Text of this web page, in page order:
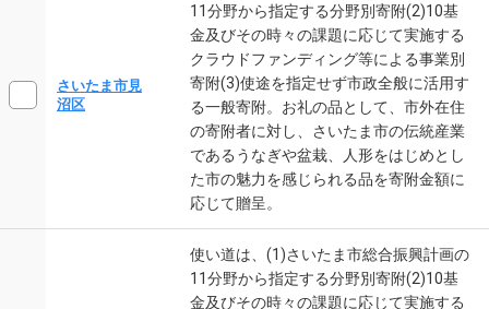
さいたま市見
沼区
11分野から指定する分野別寄附(2)10基
金及びその時々の課題に応じて実施する
クラウドファンディング等による事業別
寄附(3)使途を指定せず市政全般に活用す
る一般寄附。お礼の品として、市外在住
の寄附者に対し、さいたま市の伝統産業
であるうなぎや盆栽、人形をはじめとし
た市の魅力を感じられる品を寄附金額に
応じて贈呈。
使い道は、(1)さいたま市総合振興計画の
11分野から指定する分野別寄附(2)10基
金及びその時々の課題に応じて実施する